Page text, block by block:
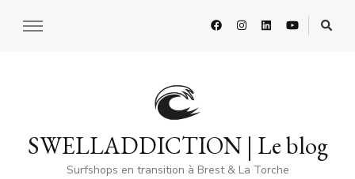
SWELLADDICTION | Le blog
Surfshops en transition à Brest & La Torche